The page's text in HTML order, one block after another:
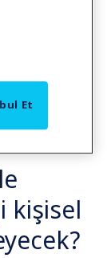
kişisel
Et